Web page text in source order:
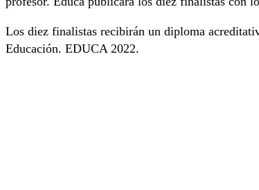
Los diez finalistas recibirán un diploma
Educación. EDUCA 2022.